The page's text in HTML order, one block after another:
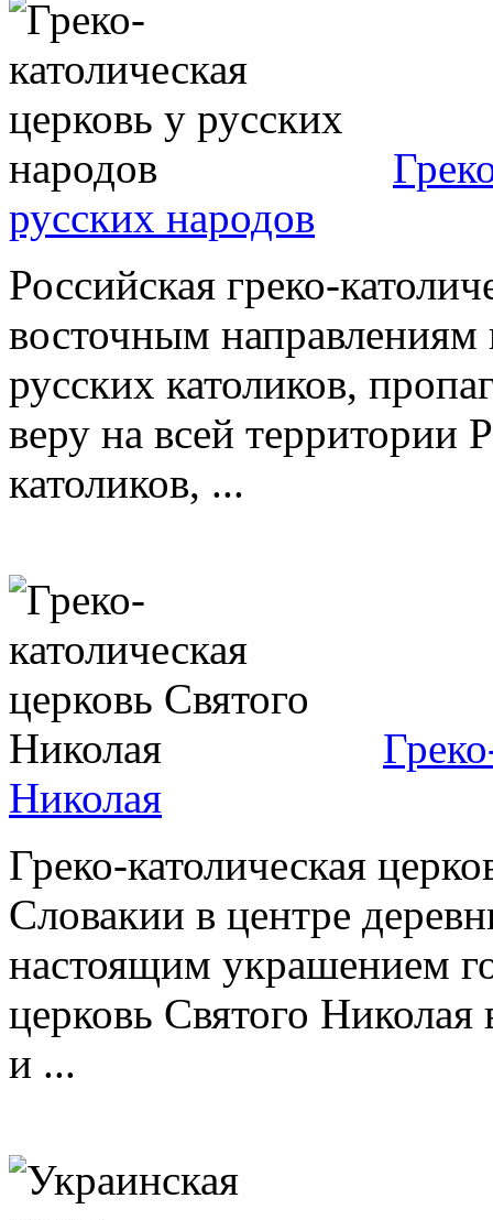
русских народов
Российская греко-
восточным направлениям
русских католиков,
веру на всей территории
католиков, ...
Николая
Греко-католическая
Словакии в центре
настоящим украшением
церковь Святого Николая
и ...